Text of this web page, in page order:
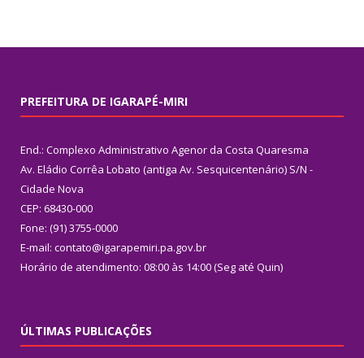
PREFEITURA DE IGARAPÉ-MIRI
End.: Complexo Administrativo Agenor da Costa Quaresma
Av. Eládio Corrêa Lobato (antiga Av. Sesquicentenário) S/N -
Cidade Nova
CEP: 68430-000
Fone: (91) 3755-0000
E-mail: contato@igarapemiri.pa.gov.br
Horário de atendimento: 08:00 às 14:00 (Seg até Quin)
ÚLTIMAS PUBLICAÇÕES